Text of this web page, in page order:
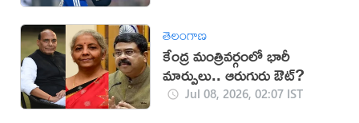
తెలంగాణ
కేంద్ర మంత్రివర్గంలో భారీ
మార్పులు.. ఆరుగురు ఔట్?
Jul 08, 2026, 02:07 IST